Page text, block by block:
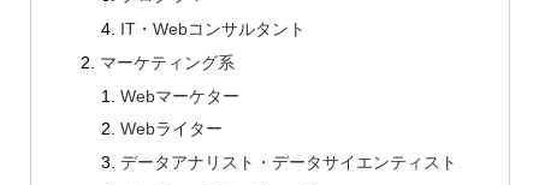
IT・Webコンサルタント
マーケティング系
Webマーケター
Webライター
データアナリスト・データサイエンティスト